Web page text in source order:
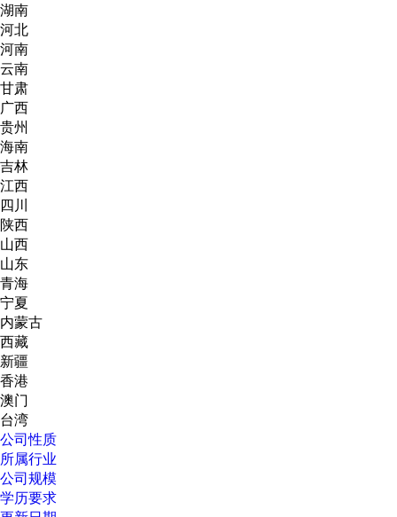
湖南
河北
河南
云南
甘肃
广西
贵州
海南
吉林
江西
四川
陕西
山西
山东
青海
宁夏
内蒙古
西藏
新疆
香港
澳门
台湾
公司性质
所属行业
公司规模
学历要求